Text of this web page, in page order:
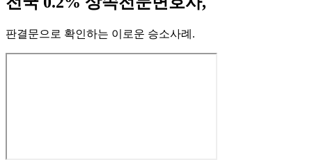
판결문으로 확인하는 이로운 승소사례 .